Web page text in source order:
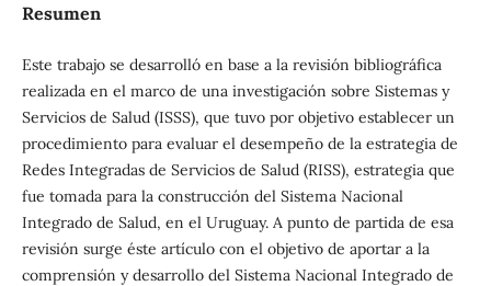
Resumen
Este trabajo se desarrolló en base a la revisión bibliográfica
realizada en el marco de una investigación sobre Sistemas y
Servicios de Salud (ISSS), que tuvo por objetivo establecer un
procedimiento para evaluar el desempeño de la estrategia de
Redes Integradas de Servicios de Salud (RISS), estrategia que
fue tomada para la construcción del Sistema Nacional
Integrado de Salud, en el Uruguay. A punto de partida de esa
revisión surge éste artículo con el objetivo de aportar a la
comprensión y desarrollo del Sistema Nacional Integrado de